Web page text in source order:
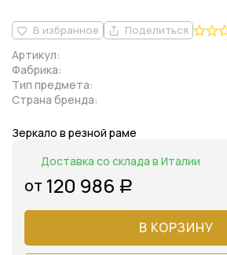
В избранное Поделиться
Фабрика:
Артикул:
Тип предмета:
Страна бренда:
Зеркало в резной раме
Доставка со склада в Италии
от 120 986 Р
В КОРЗИНУ